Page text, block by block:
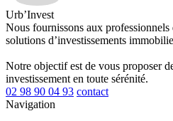
Urb’Invest
Nous fournissons aux
solutions d’investissements
Notre objectif est de vous proposer
investissement en toute sérénité.
02 98 90 04 93 contact
Navigation